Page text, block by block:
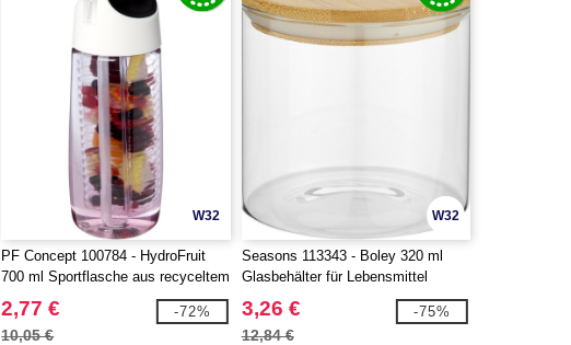
W32
PF Concept 100784 - HydroFruit
700 ml Sportflasche aus recyceltem
Kunststoff mit Klappdeckel und
Trinkhalm
2,77 €
10,05 €
-72%
W32
Seasons 113343 - Boley 320 ml
Glasbehälter für Lebensmittel
3,26 €
12,84 €
-75%